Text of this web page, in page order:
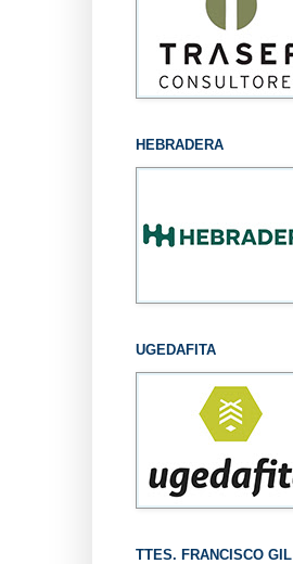
HEBRADERA
UGEDAFITA
TTES. FRANCISCO GIL